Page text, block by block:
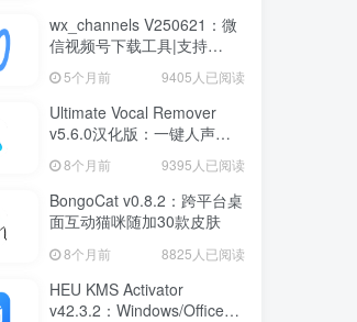
wx_channels V250621：微
信视频号下载工具|支持
Win/macOS
5个月前 9405人已阅读
Ultimate Vocal Remover
v5.6.0汉化版：一键人声分
离工具
8个月前 9395人已阅读
BongoCat v0.8.2：跨平台桌
面互动猫咪随加30款皮肤
8个月前 8825人已阅读
HEU KMS Activator
v42.3.2：Windows/Office智